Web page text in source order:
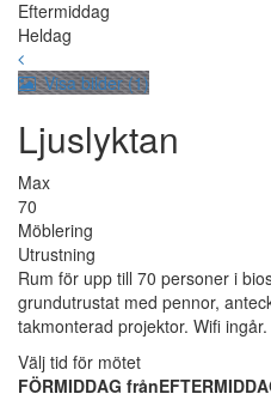
Eftermiddag
Heldag
Visa bilder (1)
Ljuslyktan
Max
70
Möblering
Utrustning
Rum för upp till 70 personer i
grundutrustat med pennor,
takmonterad projektor. Wifi ingår.
Välj tid för mötet
FÖRMIDDAG från